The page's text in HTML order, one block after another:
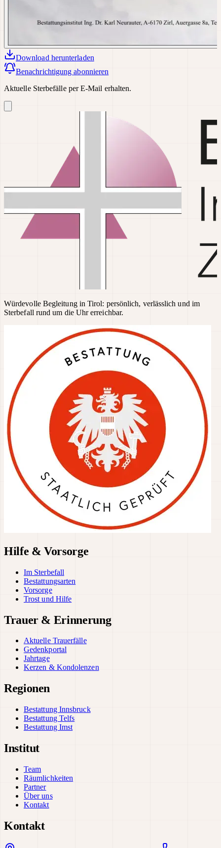
Download herunterladen
Benachrichtigung abonnieren
Aktuelle Sterbefälle per E-Mail erhalten.
Würdevolle Begleitung in Tirol: persönlich, verlässlich und im
Sterbefall rund um die Uhr erreichbar.
Hilfe & Vorsorge
Im Sterbefall
Bestattungsarten
Vorsorge
Trost und Hilfe
Trauer & Erinnerung
Aktuelle Trauerfälle
Gedenkportal
Jahrtage
Kerzen & Kondolenzen
Regionen
Bestattung Innsbruck
Bestattung Telfs
Bestattung Imst
Institut
Team
Räumlichkeiten
Partner
Über uns
Kontakt
Kontakt